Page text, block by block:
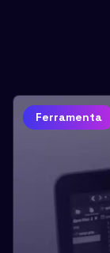
Ferramenta